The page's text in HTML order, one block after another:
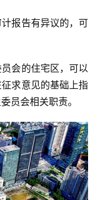
报告有异议的，可
会的住宅区，可以
求意见的基础上指
员会相关职责。